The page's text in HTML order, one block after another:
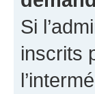
Si
inscrits